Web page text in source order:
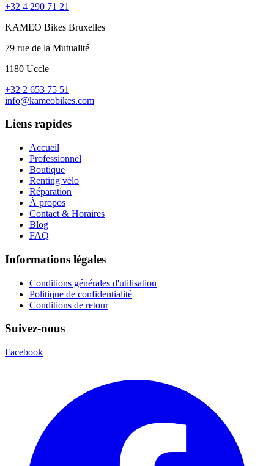
+32 4 290 71 21
KAMEO Bikes Bruxelles
79 rue de la Mutualité
1180 Uccle
+32 2 653 75 51
info@kameobikes.com
Liens rapides
Accueil
Professionnel
Boutique
Renting vélo
Réparation
À propos
Contact & Horaires
Blog
FAQ
Informations légales
Conditions générales d'utilisation
Politique de confidentialité
Conditions de retour
Suivez-nous
Facebook